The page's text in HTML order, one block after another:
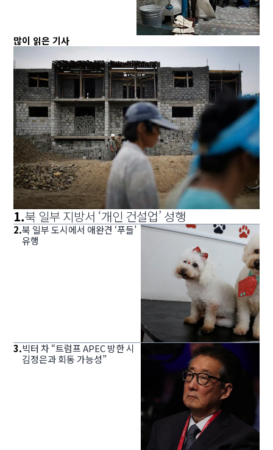
많이 읽은 기사
1.북 일부 지방서 ‘개인 건설업’ 성행
2.북 일부 도시에서 애완견 ‘푸들’
유행
3.빅터 차 “트럼프 APEC 방한 시
김정은과 회동 가능성”